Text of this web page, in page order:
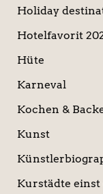
Holiday
Hotelfavorit
Hüte
Karneval
Kochen &
Kunst
Kurstädte